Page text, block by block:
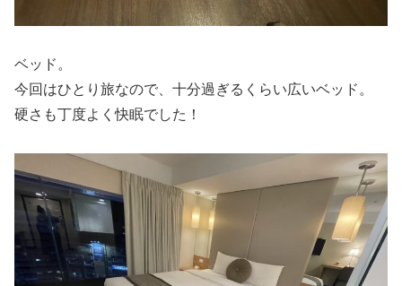
ベッド。
今回はひとり旅なので、十分過ぎるくらい広いベッド。
硬さも丁度よく快眠でした！